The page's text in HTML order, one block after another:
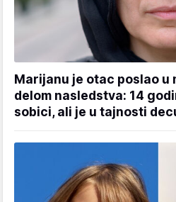
Marijanu je otac poslao u
delom nasledstva: 14
sobici, ali je u tajnosti